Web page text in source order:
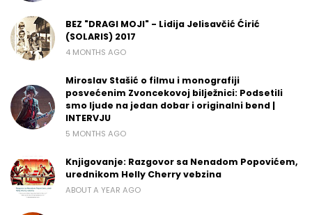
BEZ "DRAGI MOJI" - Lidija Jelisavčić Ćirić
(SOLARIS) 2017
4 MONTHS AGO
Miroslav Stašić o filmu i monografiji
posvećenim Zvoncekovoj bilježnici: Podsetili
smo ljude na jedan dobar i originalni bend |
INTERVJU
5 MONTHS AGO
Knjigovanje: Razgovor sa Nenadom Popovićem,
urednikom Helly Cherry vebzina
ABOUT A YEAR AGO